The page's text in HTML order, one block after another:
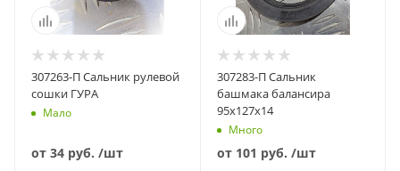
307263-П Сальник рулевой
сошки ГУРА
Мало
от 34 руб. /шт
307283-П Сальник
башмака балансира
95х127х14
Много
от 101 руб. /шт